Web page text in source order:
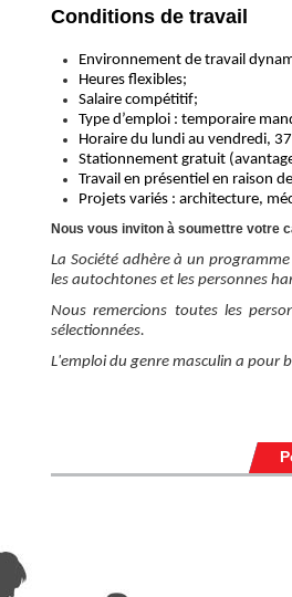
Conditions de travail
Environnement de travail
Heures flexibles;
Salaire compétitif;
Type d’emploi : temporaire
Horaire du lundi au vendredi,
Stationnement gratuit
Travail en présentiel en raison
Projets variés : architecture,
Nous vous inviton à soumettre votre
La Société adhère à un
les autochtones et les personnes
Nous remercions toutes les
sélectionnées.
L'emploi du genre masculin a pour